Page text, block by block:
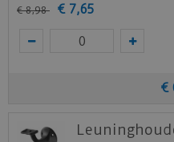
€ 8,98 € 7,65
€